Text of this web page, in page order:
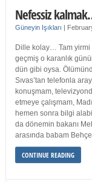
Nefessiz
Güneyin Işıkları |
Dille kolay… Tam yirmi
geçmiş o karanlık
dün gibi oysa.
Sıvas’tan telefonla
konuşmam,
etmeye çalışmam,
hemen sonra bilgi
da dönemin bakanı
arasında babam
CONTINUE READING